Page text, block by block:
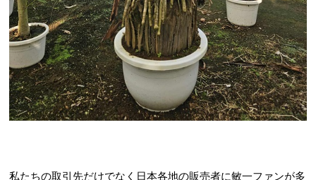
私たちの取引先だけでなく日本各地の販売者に敏一ファンが多